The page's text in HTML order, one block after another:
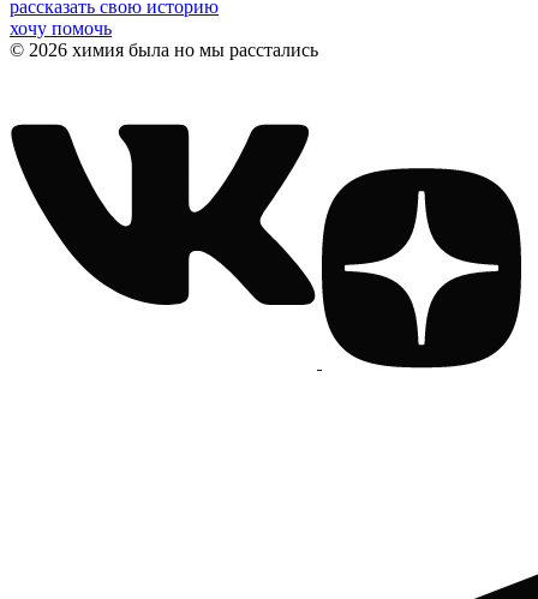
рассказать свою историю
хочу помочь
© 2026 химия была но мы расстались